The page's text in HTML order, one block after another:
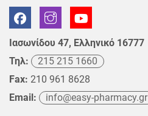
Ιασωνίδου 47, Ελληνικό 16777
Τηλ:
215 215 1660
Fax: 210 961 8628
Email:
info@easy-pharmacy.gr